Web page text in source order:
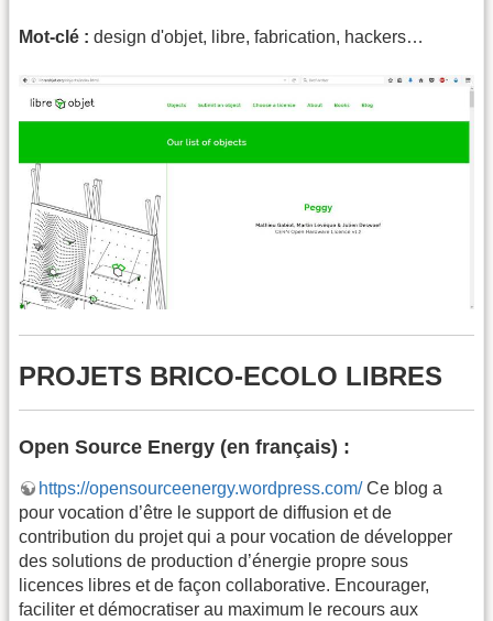
Mot-clé : design d'objet, libre, fabrication, hackers…
PROJETS BRICO-ECOLO LIBRES
Open Source Energy (en français) :
https://opensourceenergy.wordpress.com/Ce blog a
pour vocation d’être le support de diffusion et de
contribution du projet qui a pour vocation de développer
des solutions de production d’énergie propre sous
licences libres et de façon collaborative. Encourager,
faciliter et démocratiser au maximum le recours aux